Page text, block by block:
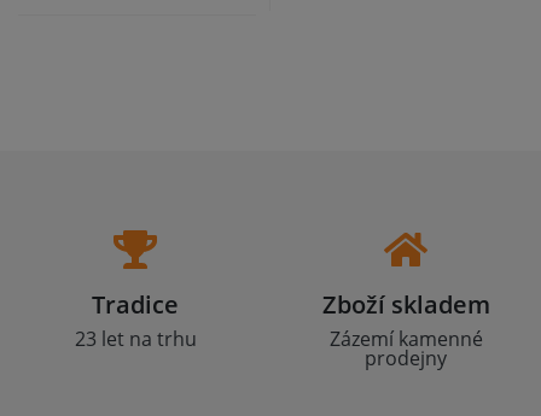
Tradice
23 let na trhu
Zboží skladem
Zázemí kamenné
prodejny